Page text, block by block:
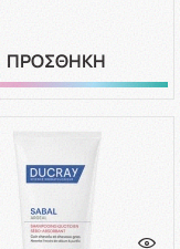
ΠΡΟΣΘΗΚΗ